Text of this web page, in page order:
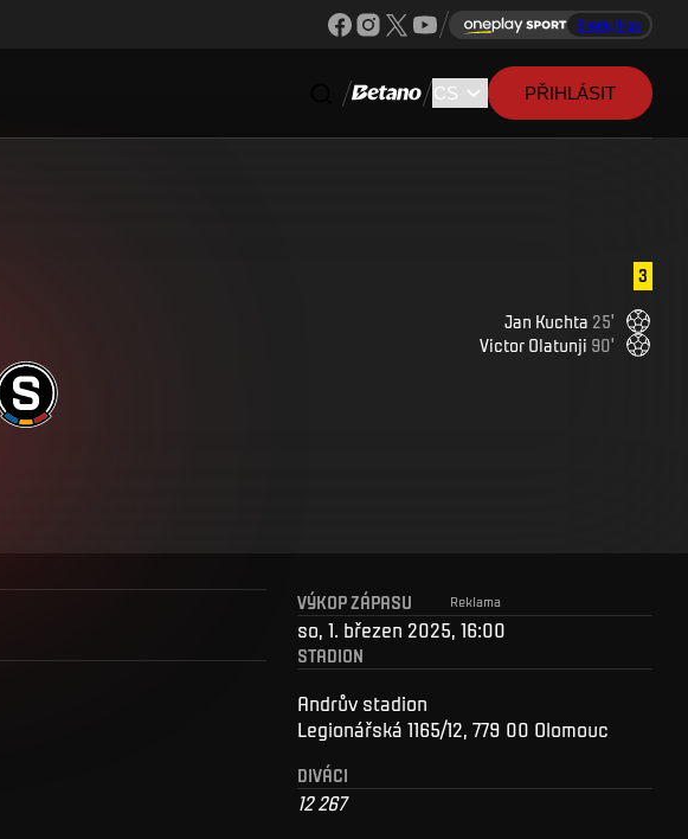
Sleduj ligu
PŘIHLÁSIT
3
Jan Kuchta 25'
Victor Olatunji 90'
Reklama
VÝKOP ZÁPASU
so, 1. březen 2025, 16:00
STADION
Andrův stadion
Legionářská 1165/12, 779 00 Olomouc
DIVÁCI
12 267